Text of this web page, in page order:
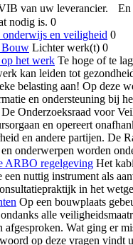
van uw leverancier. En
nodig is. 0
onderwijs en veiligheid 0
Bouw Lichter werk(t) 0
het werk Te hoge of te
kan leiden tot
belasting aan! Op deze
en ondersteuning bij
De Onderzoeksraad voor
en opereert
en andere partijen. De
onderwerpen worden
ARBO regelgeving Het
een nuttig instrument als
in het
Op een bouwplaats
alle
afgesproken. Wat ging er
op deze vragen vindt